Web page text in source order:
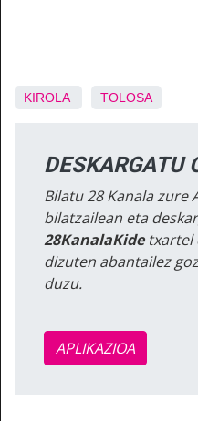
KIROLA TOLOSA
DESKARGATU
Bilatu 28 Kanala zure
bilatzailean eta
28KanalaKidetxartel
dizuten abantailez
duzu.
APLIKAZIOA